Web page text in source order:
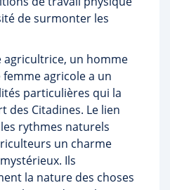
de surmonter les
agricultrice, un homme
agricole a un
particulières qui la
des Citadines. Le lien
rythmes naturels
un charme
Ils
la nature des choses